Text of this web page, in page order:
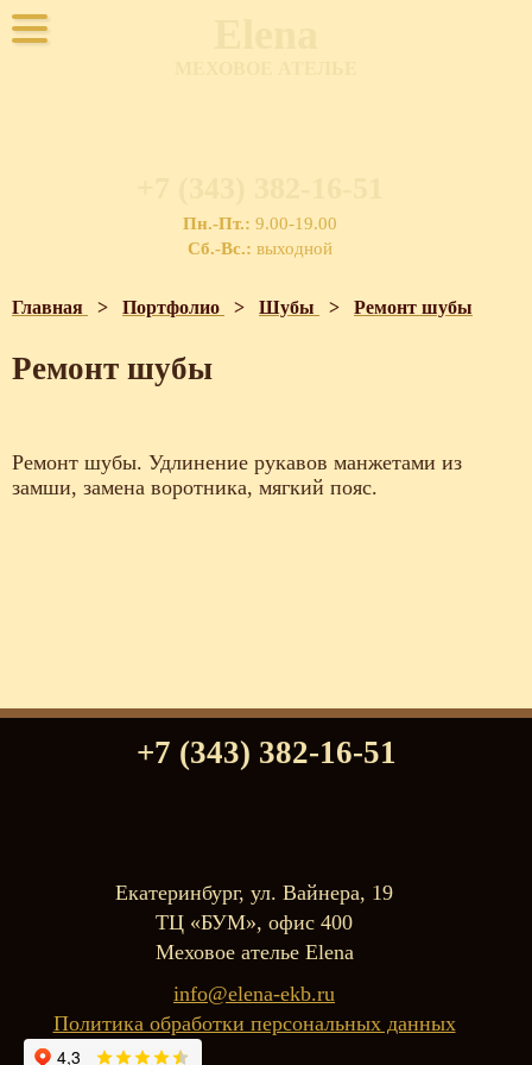
Пн.-Пт.: 9.00-19.00
Сб.-Вс.: выходной
Главная > Портфолио > Шубы > Ремонт шубы
Ремонт шубы
Ремонт шубы. Удлинение рукавов манжетами из
замши, замена воротника, мягкий пояс .
+7 (343) 382-16-51
Екатеринбург, ул. Вайнера, 19
ТЦ «БУМ», офис 400
Меховое ателье Elena
info@elena-ekb.ru
Политика обработки персональных данных